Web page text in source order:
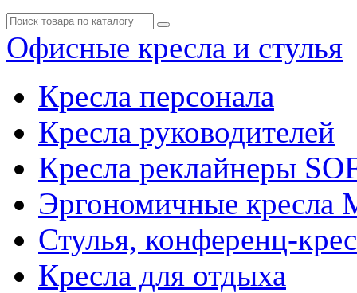
Офисные кресла и стулья
Кресла персонала
Кресла руководителей
Кресла реклайнеры
Эргономичные
Стулья, конференц-
Кресла для отдыха